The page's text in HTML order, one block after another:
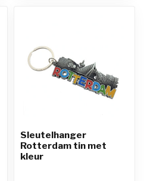
Sleutelhanger
Rotterdam tin met
kleur